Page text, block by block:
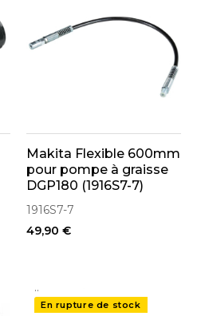
Makita Flexible 600mm
pour pompe à graisse
DGP180 (1916S7-7)
1916S7-7
49,90 €
..
En rupture de stock